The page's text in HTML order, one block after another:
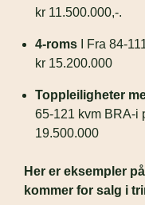
kr 11.500.000,-.
4-roms
I Fra 84-
kr 15.200.000
Toppleiligheter
65-121 kvm BRA-i
19.500.000
Her er eksempler
kommer for salg i